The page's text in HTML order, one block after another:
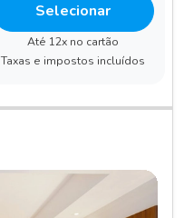
Selecionar
Até 12x no cartão
Taxas e impostos incluídos